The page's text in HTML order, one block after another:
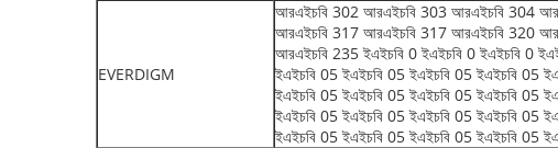
EVERDIGM
আরএইচবি 302 আরএইচবি 303 আরএইচবি 304
আরএইচবি 317 আরএইচবি 317 আরএইচবি 320
আরএইচবি 235 ইএইচবি 0 ইএইচবি 0 ইএইচবি 0
ইএইচবি 05 ইএইচবি 05 ইএইচবি 05 ইএইচবি 05
ইএইচবি 05 ইএইচবি 05 ইএইচবি 05 ইএইচবি 05
ইএইচবি 05 ইএইচবি 05 ইএইচবি 05 ইএইচবি 05
ইএইচবি 05 ইএইচবি 05 ইএইচবি 05 ইএইচবি 05